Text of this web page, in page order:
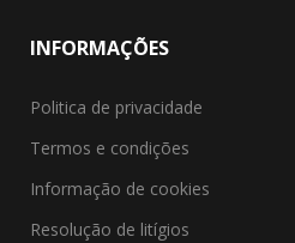
INFORMAÇÕES
Politica de privacidade
Termos e condições
Informação de cookies
Resolução de litígios